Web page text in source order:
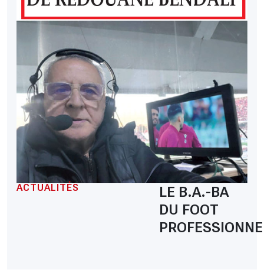
ACTUALITÉS
LE B.A.-BA
DU FOOT